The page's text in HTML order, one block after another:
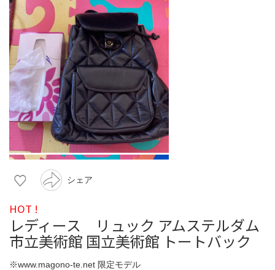
シェア
HOT !
レディース リュック アムステルダム
市立美術館 国立美術館 トートバック
※www.magono-te.net 限定モデル